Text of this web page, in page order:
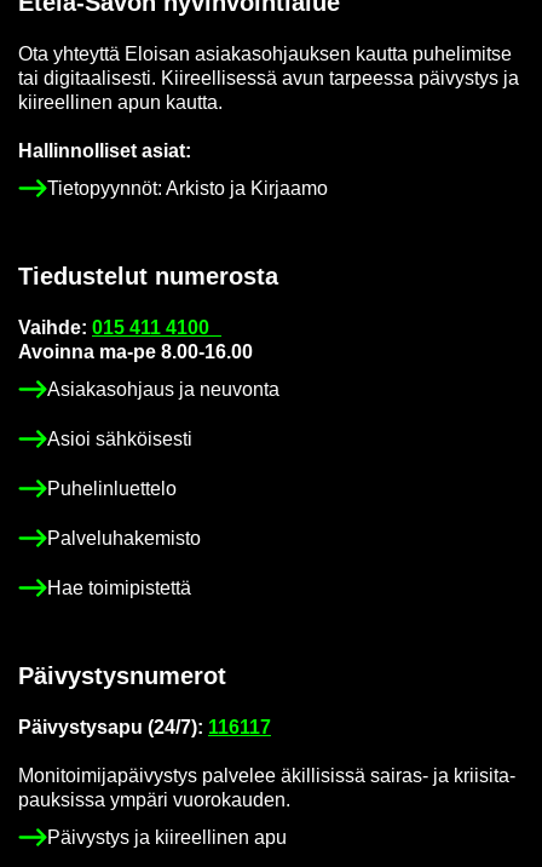
Ota yh­teyt­tä Eloi­san asia­kas­oh­jauk­sen kaut­ta pu­he­li­mit­se
tai di­gi­taa­li­ses­ti. Kii­reel­li­ses­sä avun tar­pees­sa päi­vys­tys ja
kii­reel­li­nen apun kaut­ta.
Hal­lin­nol­li­set asiat:
Tie­to­pyyn­nöt: Ar­kis­to ja Kir­jaa­mo
Tie­dus­te­lut nu­me­ros­ta
Vaih­de: 015 411 4100
Avoin­na ma-pe 8.00-16.00
Asia­kas­oh­jaus ja neu­von­ta
Asioi säh­köi­ses­ti
Pu­he­lin­luet­te­lo
Pal­ve­lu­ha­ke­mis­to
Hae toi­mi­pis­tet­tä
Päi­vys­tys­nu­me­rot
Päi­vys­tys­a­pu (24/7): 116117
Mo­ni­toi­mi­ja­päi­vys­tys pal­ve­lee äkil­li­sis­sä sairas-​ ja krii­si­ta­
pauk­sis­sa ym­pä­ri vuo­ro­kau­den.
Päi­vys­tys ja kii­reel­li­nen apu